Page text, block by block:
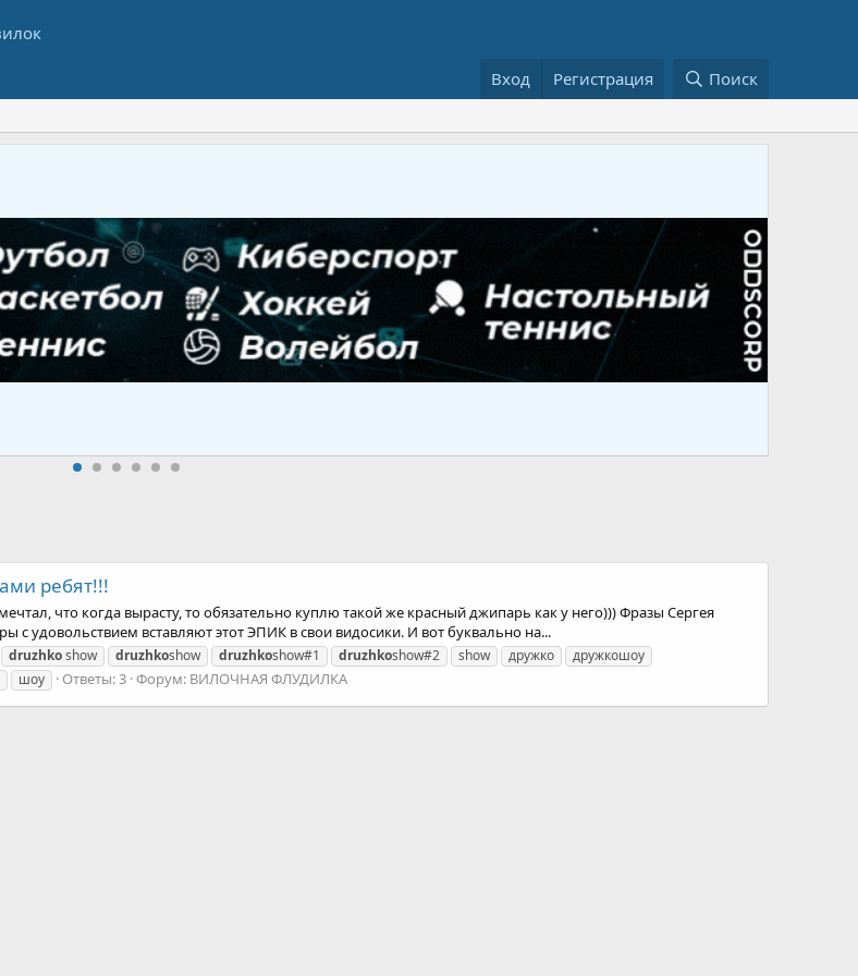
Вход Регистрация Поиск
ребят!!!
что когда вырасту, то обязательно куплю такой же красный джипарь как у него))) Фразы Сергея
удовольствием вставляют этот ЭПИК в свои видосики. И вот буквально на...
druzhkoshow druzhkoshow druzhkoshow#1 druzhkoshow#2 show дружко
дружкошоу
шоу Ответы: 3 Форум: ВИЛОЧНАЯ ФЛУДИЛКА